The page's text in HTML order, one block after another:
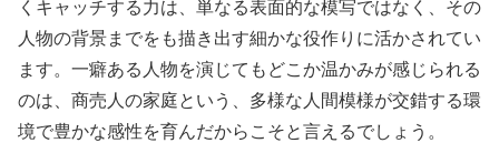
くキャッチする力は、単なる表面的な模写ではなく、その
人物の背景までをも描き出す細かな役作りに活かされてい
ます。一癖ある人物を演じてもどこか温かみが感じられる
のは、商売人の家庭という、多様な人間模様が交錯する環
境で豊かな感性を育んだからこそと言えるでしょう。